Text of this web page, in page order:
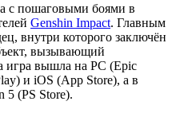
с пошаговыми боями в
Genshin Impact. Главным
внутри которого заключён
вызывающий
игра вышла на PС (Epic
и iOS (App Store), а в
5 (PS Store).